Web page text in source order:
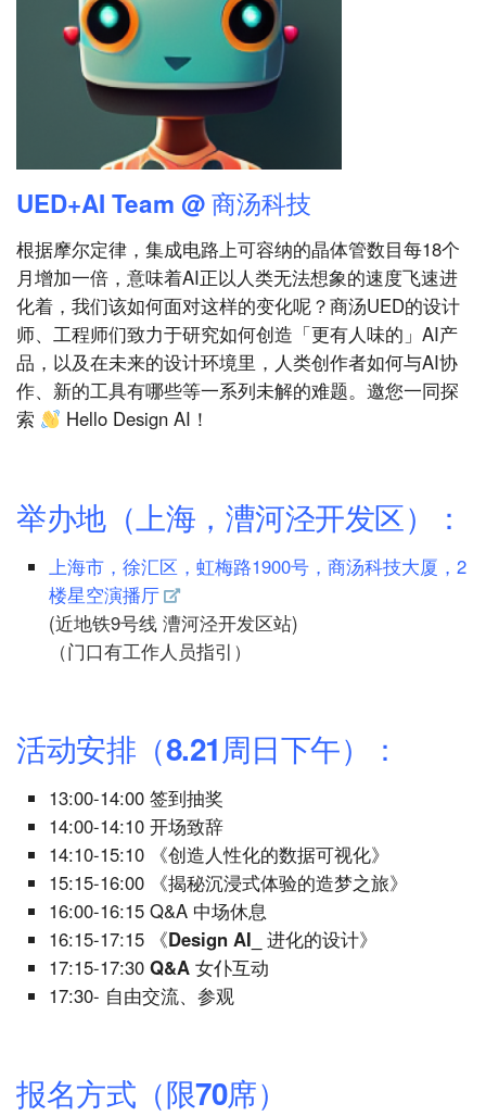
UED+AI Team @ 商汤科技
根据摩尔定律，集成电路上可容纳的晶体管数目每18个
月增加一倍，意味着AI正以人类无法想象的速度飞速进
化着，我们该如何面对这样的变化呢？商汤UED的设计
师、工程师们致力于研究如何创造「更有人味的」AI产
品，以及在未来的设计环境里，人类创作者如何与AI协
作、新的工具有哪些等一系列未解的难题。邀您一同探
索
Hello Design AI！
举办地（上海，漕河泾开发区）：
上海市，徐汇区，虹梅路1900号，商汤科技大厦，2
楼星空演播厅
(近地铁9号线 漕河泾开发区站)
（门口有工作人员指引）
活动安排（8.21周日下午）：
13:00-14:00 签到抽奖
14:00-14:10 开场致辞
14:10-15:10 《创造人性化的数据可视化》
15:15-16:00 《揭秘沉浸式体验的造梦之旅》
16:00-16:15 Q&A 中场休息
16:15-17:15 《Design AI_ 进化的设计》
17:15-17:30 Q&A 女仆互动
17:30- 自由交流、参观
报名方式（限70席）